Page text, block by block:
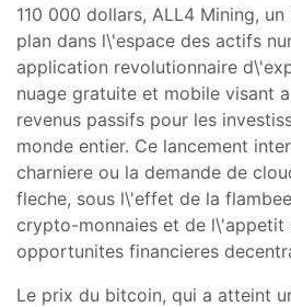
110 000 dollars, ALL4 Mining,
plan dans l\'espace des actifs
application revolutionnaire
nuage gratuite et mobile visant
revenus passifs pour les
monde entier. Ce lancement
charniere ou la demande de
fleche, sous l\'effet de la
crypto-monnaies et de l\'appetit
opportunites financieres
Le prix du bitcoin, qui a atteint